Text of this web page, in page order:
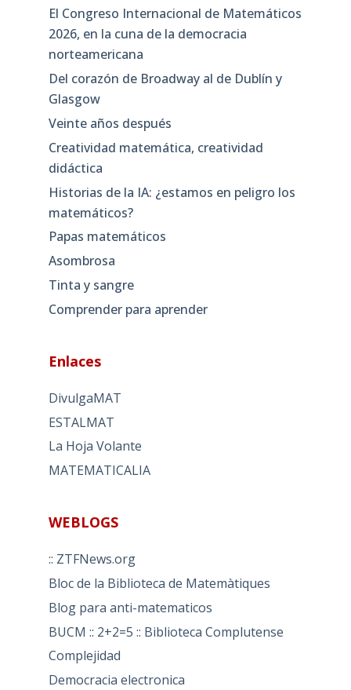
El Congreso Internacional de Matemáticos
2026, en la cuna de la democracia
norteamericana
Del corazón de Broadway al de Dublín y
Glasgow
Veinte años después
Creatividad matemática, creatividad
didáctica
Historias de la IA: ¿estamos en peligro los
matemáticos?
Papas matemáticos
Asombrosa
Tinta y sangre
Comprender para aprender
Enlaces
DivulgaMAT
ESTALMAT
La Hoja Volante
MATEMATICALIA
WEBLOGS
:: ZTFNews.org
Bloc de la Biblioteca de Matemàtiques
Blog para anti-matematicos
BUCM :: 2+2=5 :: Biblioteca Complutense
Complejidad
Democracia electronica